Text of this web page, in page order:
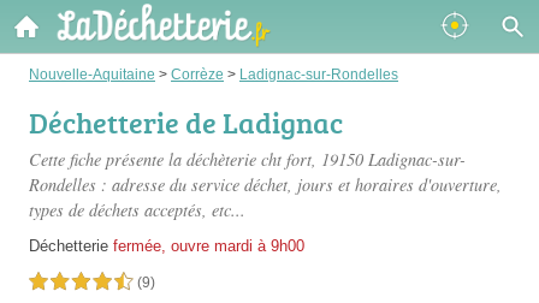
Nouvelle-Aquitaine > Corrèze > Ladignac-sur-Rondelles
Déchetterie de Ladignac
Cette fiche présente la déchèterie cht fort, 19150 Ladignac-sur-
Rondelles : adresse du service déchet, jours et horaires d'ouverture,
types de déchets acceptés, etc...
Déchetterie fermée, ouvre mardi à 9h00
4,5 étoiles sur 5 (9)